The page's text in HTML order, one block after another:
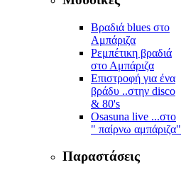
Βραδιά blues στο
Αμπάριζα
Ρεμπέτικη βραδιά
στο Αμπάριζα
Επιστροφή για ένα
βράδυ ..στην disco
& 80's
Osasuna live ...στο
" παίρνω αμπάριζα"
Παραστάσεις